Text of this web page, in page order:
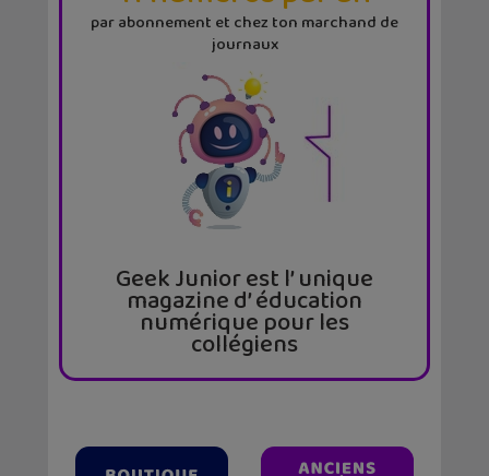
par abonnement et chez ton marchand de
journaux
Geek Junior est l’ unique
magazine d’ éducation
numérique pour les
collégiens